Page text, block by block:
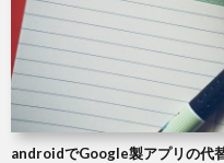
androidでGoogle製アプリの代